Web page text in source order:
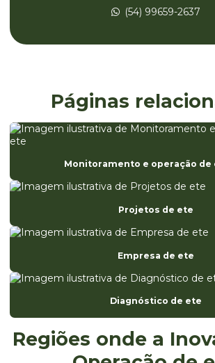
Consultoria ambiental rs
Consultoria ambiental santa catarina
Consultoria e licenciamento ambiental
Diagnóstico de ete
Eia estudo de impacto ambiental
Elaboração da análise preliminar de riscos
Empresa de ete
Empresa monitoramento ambiental
(54) 99659-2637
Páginas
Monitoramento e operação de
Projetos de ete
Empresa de ete
Diagnóstico de ete
Regiões onde a